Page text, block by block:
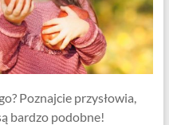
Poznajcie przysłowia,
bardzo podobne!